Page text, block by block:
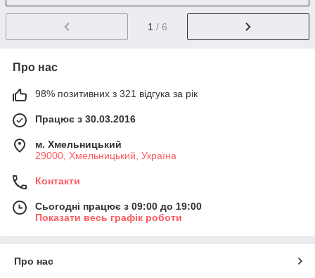
1 / 6
Про нас
98% позитивних з 321 відгука за рік
Працює з 30.03.2016
м. Хмельницький
29000, Хмельницький, Україна
Контакти
Сьогодні працює з 09:00 до 19:00
Показати весь графік роботи
Про нас